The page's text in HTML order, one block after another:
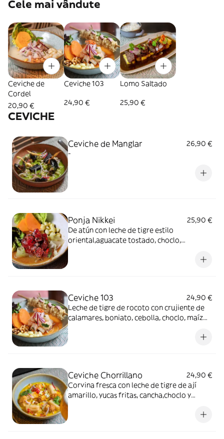
Cele mai vândute
Ceviche de
Cordel
20,90 €
Ceviche 103
24,90 €
Lomo Saltado
25,90 €
CEVICHE
Ceviche de Manglar
26,90 €
-
Ponja Nikkei
25,90 €
De atún con leche de tigre estilo
oriental,aguacate tostado, choclo,
Ceviche 103
24,90 €
Leche de tigre de rocoto con crujiente de
calamares, boniato, cebolla, choclo, maíz
Ceviche Chorrillano
24,90 €
Corvina fresca con leche de tigre de ají
amarillo, yucas fritas, cancha,choclo y